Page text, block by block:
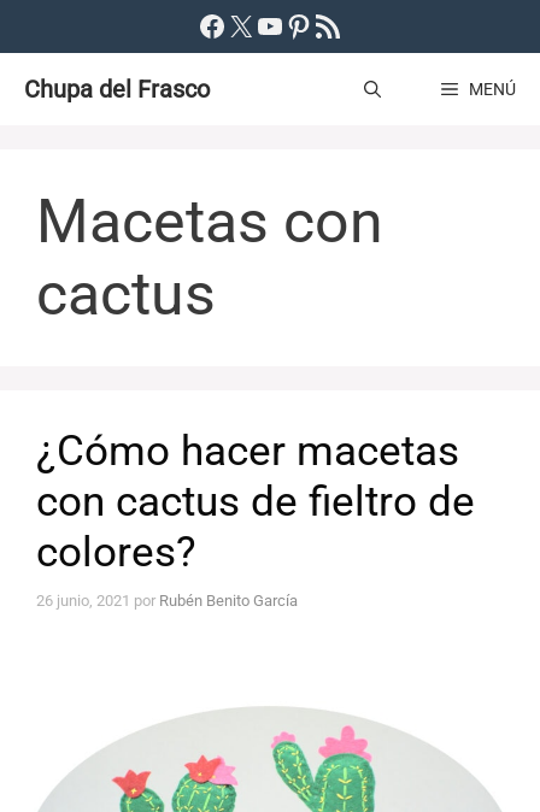
al
contenido
Facebook
X YouTube
Pinterest
Feed RSS
Chupa del Frasco MENÚ
Macetas con
cactus
¿Cómo hacer macetas
con cactus de fieltro de
colores?
26 junio, 2021 por Rubén Benito García